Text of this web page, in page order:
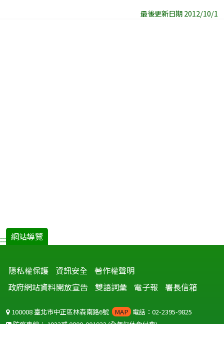
最後更新日期 2012/10/1
::: 網站導覽
隱私權保護 資訊安全 著作權聲明
政府網站資料開放宣告
雙語詞彙 電子報 署長信箱
100008 臺北市中正區林森南路6號 MAP 電話：02-2395-9825
防疫專線：1922或0800-001922(全年無休免付費)